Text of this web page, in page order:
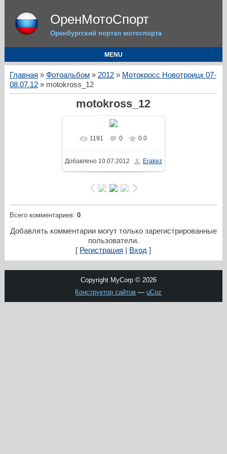
ОренМотоСпорт
Оренбургский портал мотоспорта
MENU
Главная » Фотоальбом» 2012» Мотокросс Новотроицк 07-
08.07.12» motokross_12
motokross_12
1191 0 0.0
Добавлено10.07.2012 Erakez
Всего комментариев: 0
Добавлять комментарии могут только зарегистрированные
пользователи.
[ Регистрация Вход ]
Copyright MyCorp © 2026
Конструктор сайтов —uCoz